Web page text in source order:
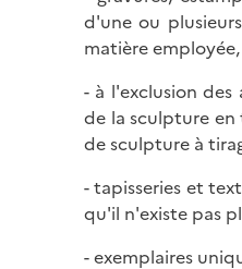
d'une ou
matière
- à l'exclusion
de la sculpture
de sculpture à
- tapisseries et
qu'il n'existe pas
- exemplaires